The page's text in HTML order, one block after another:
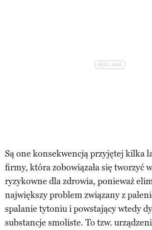
Są one konsekwencją przyjętej kilka
firmy, która zobowiązała się tworzyć
ryzykowne dla zdrowia, ponieważ
największy problem związany z
spalanie tytoniu i powstający wtedy
substancje smoliste. To tzw.